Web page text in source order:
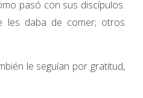
pasó con sus discípulos.
les daba de comer; otros
le seguían por gratitud,